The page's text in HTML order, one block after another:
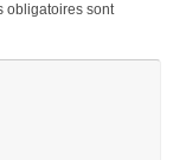
obligatoires sont